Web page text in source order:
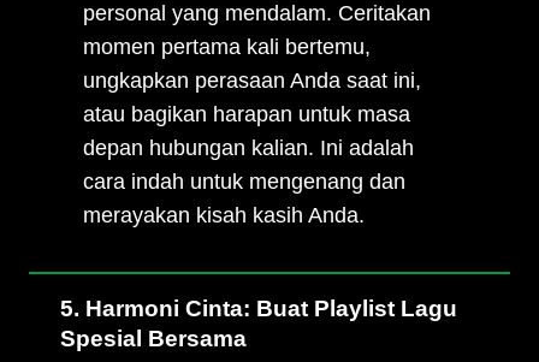
personal yang mendalam. Ceritakan
momen pertama kali bertemu,
ungkapkan perasaan Anda saat ini,
atau bagikan harapan untuk masa
depan hubungan kalian. Ini adalah
cara indah untuk mengenang dan
merayakan kisah kasih Anda.
5. Harmoni Cinta: Buat Playlist Lagu
Spesial Bersama